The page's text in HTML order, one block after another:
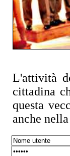
L'attività
cittadina
questa
anche